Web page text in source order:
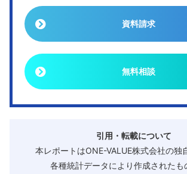
資料請求
無料相談
引用・転載について
本レポートはONE-VALUE株式会社の独
各種統計データにより作成されたも